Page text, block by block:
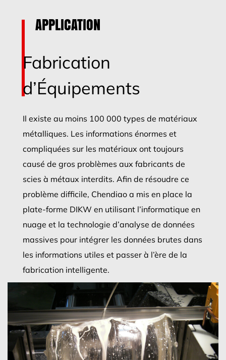
APPLICATION
Fabrication
d’Équipements
Il existe au moins 100 000 types de matériaux
métalliques. Les informations énormes et
compliquées sur les matériaux ont toujours
causé de gros problèmes aux fabricants de
scies à métaux interdits. Afin de résoudre ce
problème difficile, Chendiao a mis en place la
plate-forme DIKW en utilisant l’informatique en
nuage et la technologie d’analyse de données
massives pour intégrer les données brutes dans
les informations utiles et passer à l’ère de la
fabrication intelligente.